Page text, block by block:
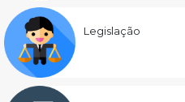
Legislação